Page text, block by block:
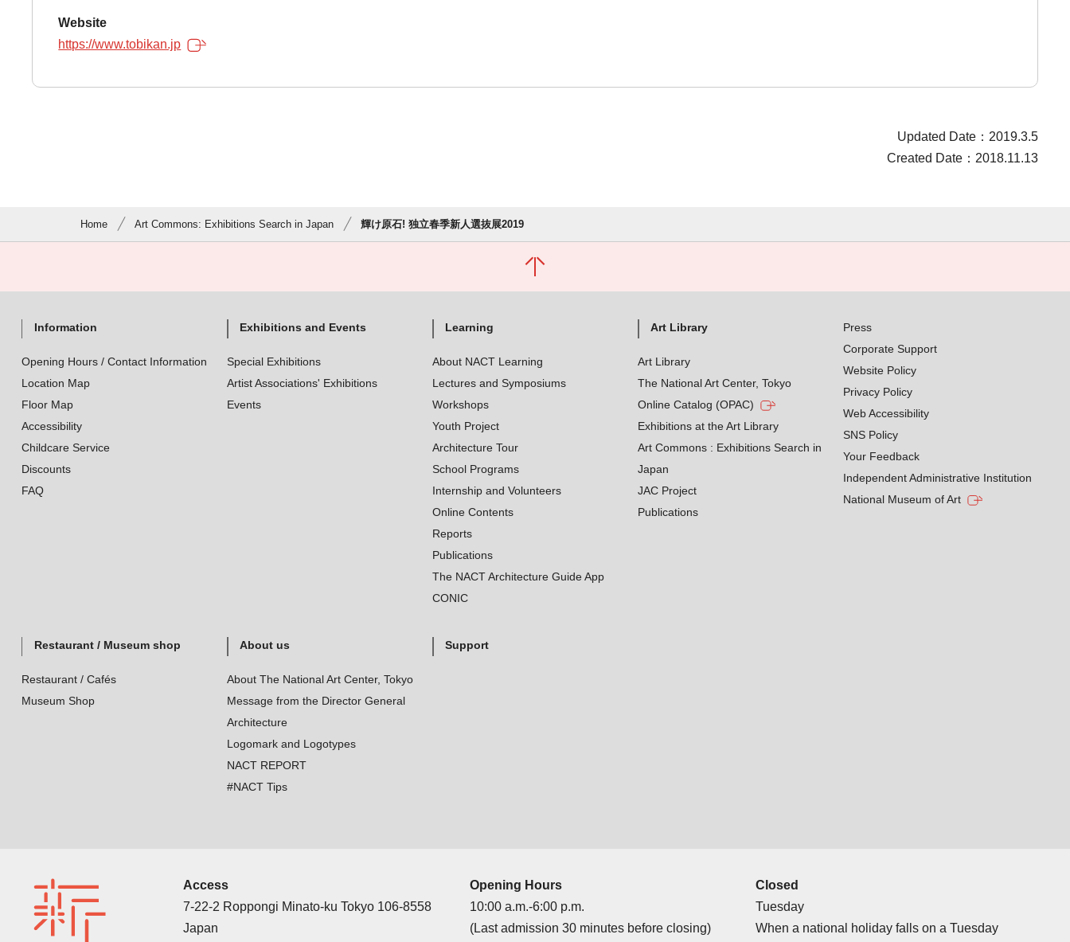
Website
https://www.tobikan.jp
Updated Date：2019.3.5
Created Date：2018.11.13
Home Art Commons: Exhibitions Search in Japan 輝け原石! 独立春季新人選抜展2019
Information
Opening Hours / Contact Information
Location Map
Floor Map
Accessibility
Childcare Service
Discounts
FAQ
Exhibitions and Events
Special Exhibitions
Artist Associations' Exhibitions
Events
Learning
About NACT Learning
Lectures and Symposiums
Workshops
Youth Project
Architecture Tour
School Programs
Internship and Volunteers
Online Contents
Reports
Publications
The NACT Architecture Guide App
CONIC
Art Library
Art Library
The National Art Center, Tokyo
Online Catalog (OPAC)
Exhibitions at the Art Library
Art Commons : Exhibitions Search in
Japan
JAC Project
Publications
Restaurant / Museum shop
Restaurant / Cafés
Museum Shop
About us
About The National Art Center, Tokyo
Message from the Director General
Architecture
Logomark and Logotypes
NACT REPORT
#NACT Tips
Support
Press
Corporate Support
Website Policy
Privacy Policy
Web Accessibility
SNS Policy
Your Feedback
Independent Administrative Institution
National Museum of Art
Access
7-22-2 Roppongi Minato-ku Tokyo 106-8558
Japan
Opening Hours
10:00 a.m.-6:00 p.m.
(Last admission 30 minutes before closing)
Closed
Tuesday
When a national holiday falls on a Tuesday